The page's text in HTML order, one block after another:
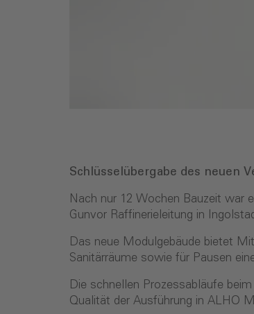
Schlüsselübergabe des neuen
Nach nur 12 Wochen Bauzeit war
Gunvor Raffinerieleitung in
Das neue Modulgebäude bietet
Sanitärräume sowie für Pausen
Die schnellen Prozessabläufe
Qualität der Ausführung in ALHO